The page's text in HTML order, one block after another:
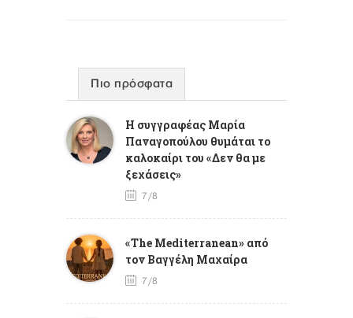
Πιο πρόσφατα
Η συγγραφέας Μαρία
Παναγοπούλου θυμάται το
καλοκαίρι του «Δεν θα με
ξεχάσεις»
7/8
«The Mediterranean» από
τον Βαγγέλη Μαχαίρα
7/8